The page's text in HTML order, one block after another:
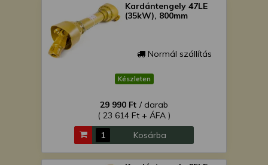
Kardántengely 47LE
(35kW), 800mm
Normál szállítás
Készleten
29 990 Ft / darab
( 23 614 Ft + ÁFA )
Kosárba